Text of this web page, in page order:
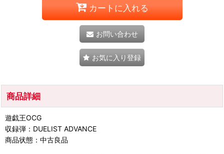
カートに入れる
お問い合わせ
お気に入り登録
商品詳細
遊戯王OCG
収録弾：DUELIST ADVANCE
商品状態：中古良品